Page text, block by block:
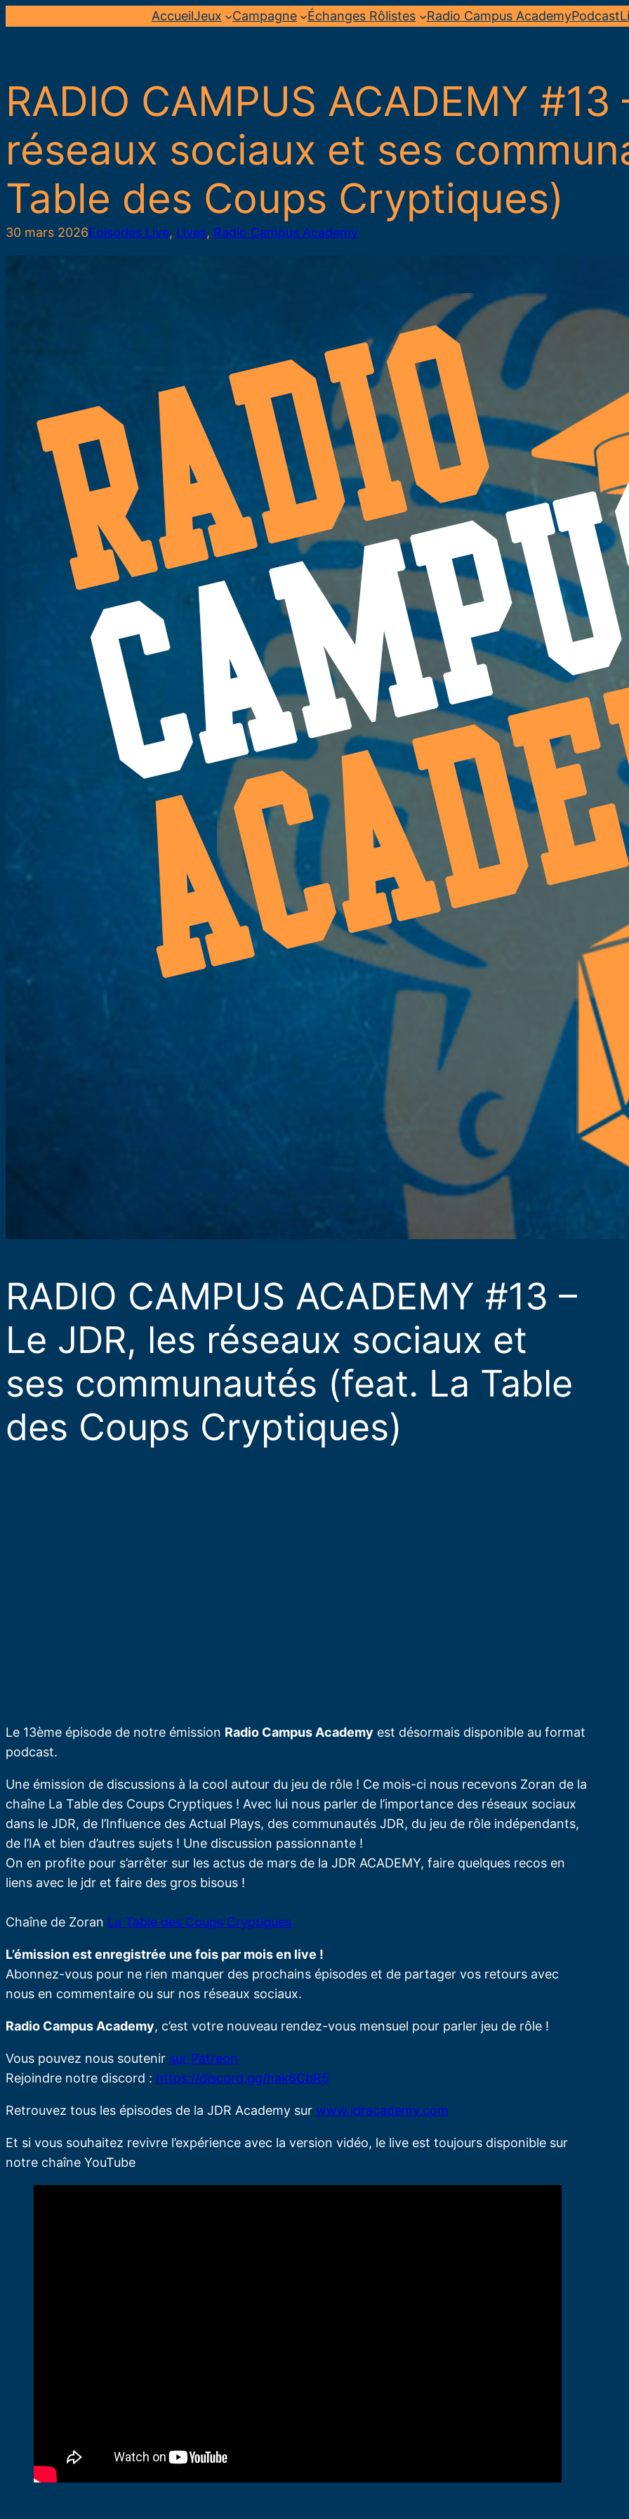
AccueilJeux Campagne Échanges Rôlistes Radio Campus AcademyPodcast
RADIO CAMPUS ACADEMY #13
réseaux sociaux et ses
Table des Coups Cryptiques)
30 mars 2026Episodes Live, Lives, Radio Campus Academy
RADIO CAMPUS ACADEMY #13 –
Le JDR, les réseaux sociaux et
ses communautés (feat. La Table
des Coups Cryptiques)
Le 13ème épisode de notre émission Radio Campus Academy est désormais disponible au format
podcast.
Une émission de discussions à la cool autour du jeu de rôle ! Ce mois-ci nous recevons Zoran de la
chaîne La Table des Coups Cryptiques ! Avec lui nous parler de l’importance des réseaux sociaux
dans le JDR, de l’Influence des Actual Plays, des communautés JDR, du jeu de rôle indépendants,
de l’IA et bien d’autres sujets ! Une discussion passionnante !
On en profite pour s’arrêter sur les actus de mars de la JDR ACADEMY, faire quelques recos en
liens avec le jdr et faire des gros bisous !
Chaîne de Zoran La Table des Coups Cryptiques
L’émission est enregistrée une fois par mois en live !
Abonnez-vous pour ne rien manquer des prochains épisodes et de partager vos retours avec
nous en commentaire ou sur nos réseaux sociaux.
Radio Campus Academy, c’est votre nouveau rendez-vous mensuel pour parler jeu de rôle !
Vous pouvez nous soutenir sur Patreon
Rejoindre notre discord : https://discord.gg/hak6CbR5
Retrouvez tous les épisodes de la JDR Academy sur www.jdracademy.com
Et si vous souhaitez revivre l’expérience avec la version vidéo, le live est toujours disponible sur
notre chaîne YouTube